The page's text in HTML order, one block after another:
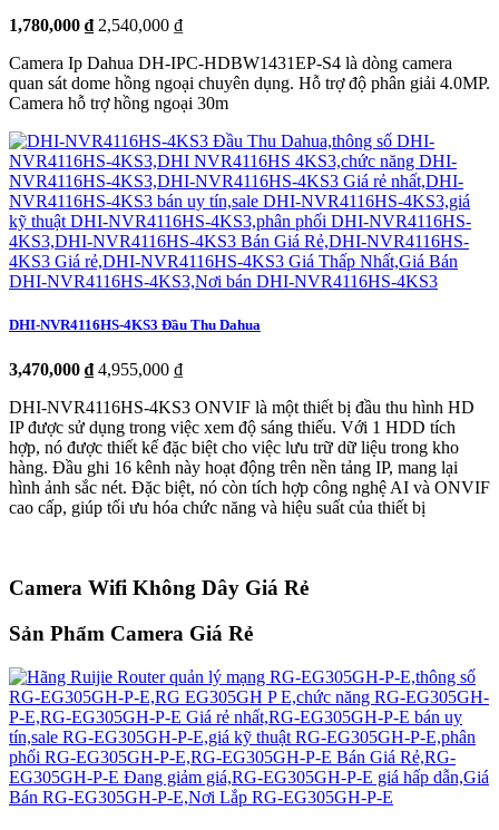
1,780,000 ₫ 2,540,000 ₫
Camera Ip Dahua DH-IPC-HDBW1431EP-S4 là dòng camera
quan sát dome hồng ngoại chuyên dụng. Hỗ trợ độ phân giải 4.0MP.
Camera hỗ trợ hồng ngoại 30m
DHI-NVR4116HS-4KS3 Đầu Thu Dahua
3,470,000 ₫ 4,955,000 ₫
DHI-NVR4116HS-4KS3 ONVIF là một thiết bị đầu thu hình HD
IP được sử dụng trong việc xem độ sáng thiếu. Với 1 HDD tích
hợp, nó được thiết kế đặc biệt cho việc lưu trữ dữ liệu trong kho
hàng. Đầu ghi 16 kênh này hoạt động trên nền tảng IP, mang lại
hình ảnh sắc nét. Đặc biệt, nó còn tích hợp công nghệ AI và ONVIF
cao cấp, giúp tối ưu hóa chức năng và hiệu suất của thiết bị
Camera Wifi Không Dây Giá Rẻ
Sản Phẩm Camera Giá Rẻ